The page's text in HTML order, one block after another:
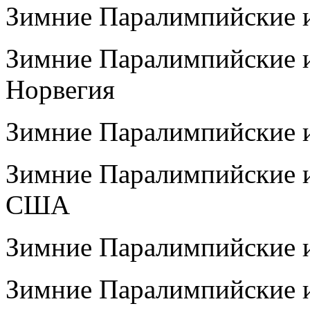
Зимние Паралимпийские
Зимние Паралимпийские
Норвегия
Зимние Паралимпийские
Зимние Паралимпийские
США
Зимние Паралимпийские
Зимние Паралимпийские